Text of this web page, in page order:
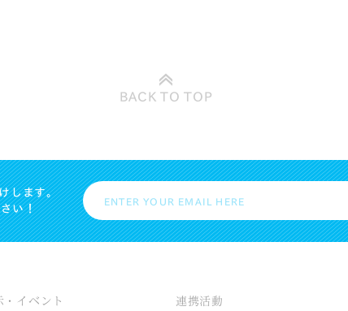
BACK TOTOP
します。
い！
・イベント 連携活動